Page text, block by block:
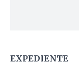
EXPEDIENTE